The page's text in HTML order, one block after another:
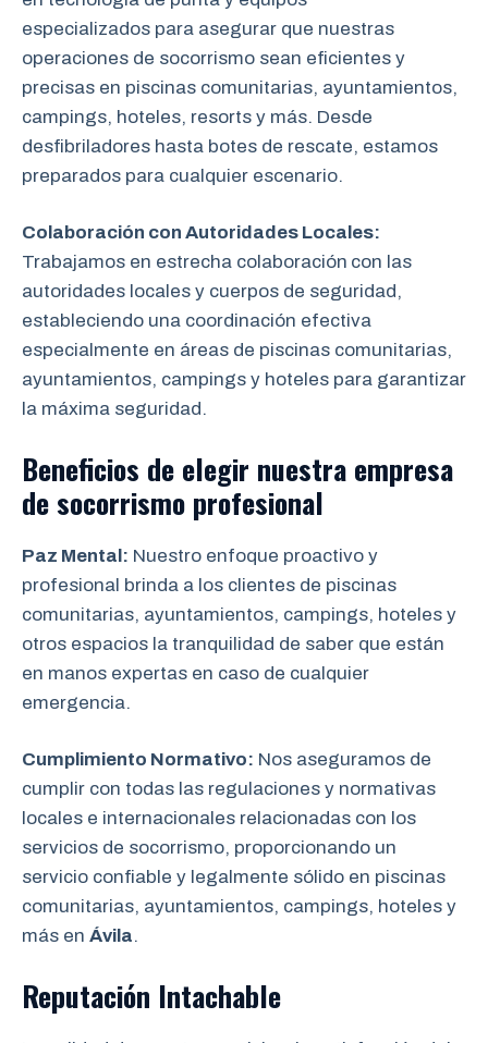
especializados para asegurar que nuestras
operaciones de socorrismo sean eficientes y
precisas en piscinas comunitarias, ayuntamientos,
campings, hoteles, resorts y más. Desde
desfibriladores hasta botes de rescate, estamos
preparados para cualquier escenario.
Colaboración con Autoridades Locales:
Trabajamos en estrecha colaboración con las
autoridades locales y cuerpos de seguridad,
estableciendo una coordinación efectiva
especialmente en áreas de piscinas comunitarias,
ayuntamientos, campings y hoteles para garantizar
la máxima seguridad.
Beneficios de elegir nuestra empresa
de socorrismo profesional
Paz Mental: Nuestro enfoque proactivo y
profesional brinda a los clientes de piscinas
comunitarias, ayuntamientos, campings, hoteles y
otros espacios la tranquilidad de saber que están
en manos expertas en caso de cualquier
emergencia.
Cumplimiento Normativo: Nos aseguramos de
cumplir con todas las regulaciones y normativas
locales e internacionales relacionadas con los
servicios de socorrismo, proporcionando un
servicio confiable y legalmente sólido en piscinas
comunitarias, ayuntamientos, campings, hoteles y
más en Ávila.
Reputación Intachable